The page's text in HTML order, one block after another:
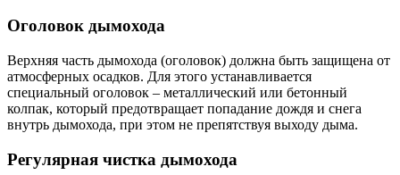
Оголовок дымохода
Верхняя часть дымохода (оголовок) должна быть защищена от
атмосферных осадков. Для этого устанавливается
специальный оголовок – металлический или бетонный
колпак, который предотвращает попадание дождя и снега
внутрь дымохода, при этом не препятствуя выходу дыма.
Регулярная чистка дымохода